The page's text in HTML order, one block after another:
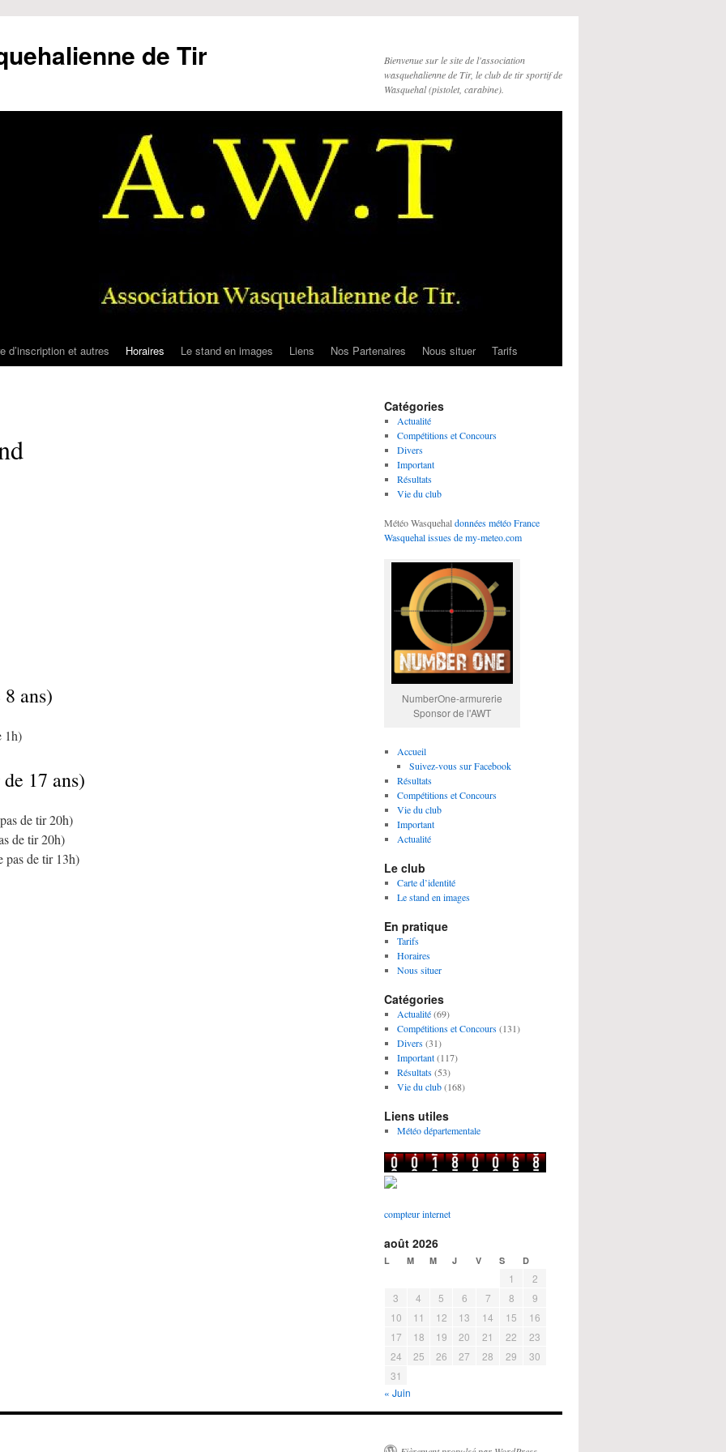
de Tir
Bienvenue sur le site de l'association
wasquehalienne de Tir, le club de tir sportif de
Wasquehal (pistolet, carabine).
d’inscription et autres Horaires Le stand en images Liens Nos Partenaires Nous situer Tarifs
ans)
1h)
17 ans)
de tir 20h)
de tir 20h)
pas de tir 13h)
Catégories
Actualité
Compétitions et Concours
Divers
Important
Résultats
Vie du club
Météo Wasquehaldonnées météo France
Wasquehal issues de my-meteo.com
NumberOne-armurerie
Sponsor de l'AWT
Accueil
Suivez-vous sur Facebook
Résultats
Compétitions et Concours
Vie du club
Important
Actualité
Le club
Carte d’identité
Le stand en images
En pratique
Tarifs
Horaires
Nous situer
Catégories
Actualité(69)
Compétitions et Concours(131)
Divers(31)
Important(117)
Résultats(53)
Vie du club(168)
Liens utiles
Météo départementale
compteur internet
août 2026
L M M J V S D
1
2
3
4 5 6 7 8
9
10
11 12 13 14 15
16
17
18 19 20 21 22
23
24
25 26 27 28 29
30
31
« Juin